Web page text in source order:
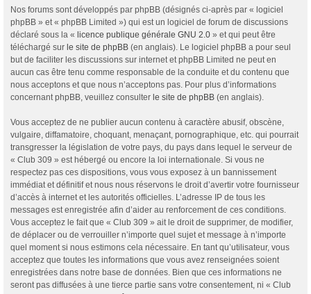
Nos forums sont développés par phpBB (désignés ci-après par « logiciel
phpBB » et « phpBB Limited ») qui est un logiciel de forum de discussions
déclaré sous la « licence publique générale GNU 2.0 » et qui peut être
téléchargé sur le site de phpBB (en anglais). Le logiciel phpBB a pour seul
but de faciliter les discussions sur internet et phpBB Limited ne peut en
aucun cas être tenu comme responsable de la conduite et du contenu que
nous acceptons et que nous n’acceptons pas. Pour plus d’informations
concernant phpBB, veuillez consulter le site de phpBB (en anglais).
Vous acceptez de ne publier aucun contenu à caractère abusif, obscène,
vulgaire, diffamatoire, choquant, menaçant, pornographique, etc. qui pourrait
transgresser la législation de votre pays, du pays dans lequel le serveur de
« Club 309 » est hébergé ou encore la loi internationale. Si vous ne
respectez pas ces dispositions, vous vous exposez à un bannissement
immédiat et définitif et nous nous réservons le droit d’avertir votre fournisseur
d’accès à internet et les autorités officielles. L’adresse IP de tous les
messages est enregistrée afin d’aider au renforcement de ces conditions.
Vous acceptez le fait que « Club 309 » ait le droit de supprimer, de modifier,
de déplacer ou de verrouiller n’importe quel sujet et message à n’importe
quel moment si nous estimons cela nécessaire. En tant qu’utilisateur, vous
acceptez que toutes les informations que vous avez renseignées soient
enregistrées dans notre base de données. Bien que ces informations ne
seront pas diffusées à une tierce partie sans votre consentement, ni « Club